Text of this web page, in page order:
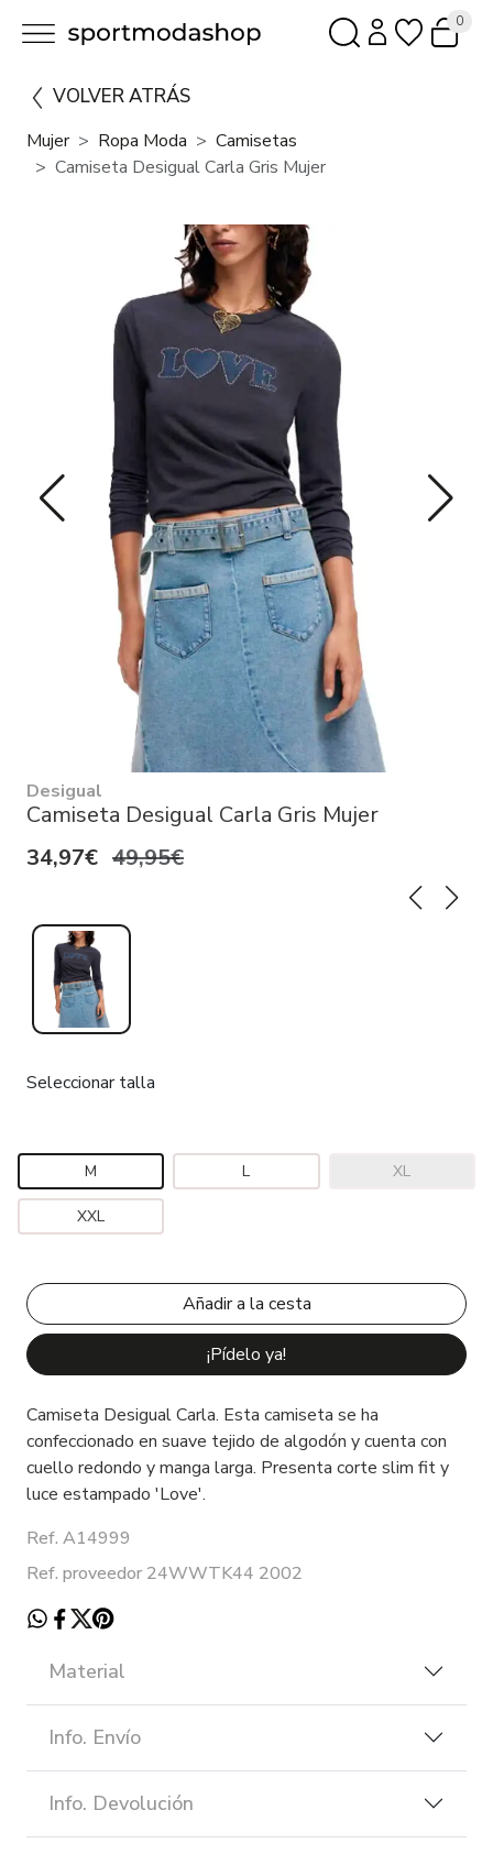
0
VOLVER ATRÁS
Mujer Ropa Moda
Camisetas
Camiseta Desigual Carla Gris Mujer
Desigual
Camiseta Desigual Carla Gris Mujer
34,97€ 49,95€
Seleccionar talla
M L XL
XXL
¡Pídelo ya!
Camiseta Desigual Carla. Esta camiseta se ha
confeccionado en suave tejido de algodón y cuenta con
cuello redondo y manga larga. Presenta corte slim fit y
luce estampado 'Love'.
Ref. A14999
Ref. proveedor 24WWTK44 2002
Material
Info. Envío
Info. Devolución